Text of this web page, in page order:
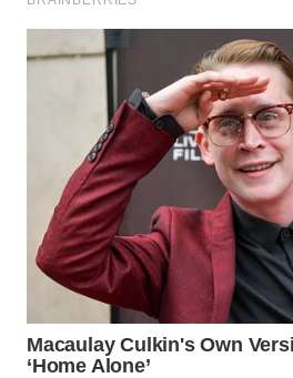
WN
SIMALUNGUN
WN
LABUHANBATU
WN
TAPANULI
TENGAH
SERDANG